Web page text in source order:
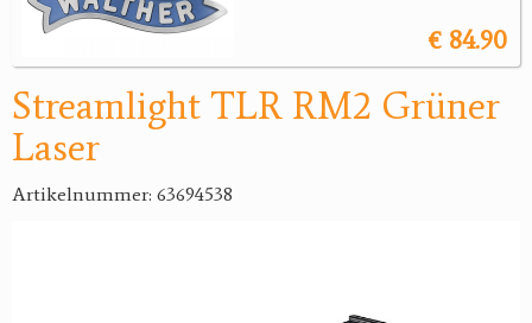
Reviereinrichtungen
€ 84.90
Streamlight TLR RM2 Grüner
Laser
Artikelnummer: 63694538